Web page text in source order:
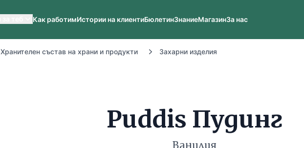
Как работимИстории на клиентиБюлетинЗнаниеМагазинЗа нас
Хранителен състав на храни и продукти Захарни изделия
Puddis Пудинг
Ванилия